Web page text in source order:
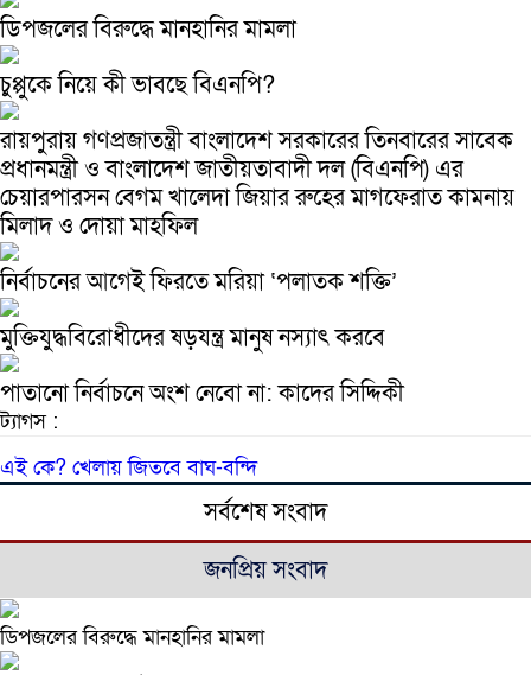
ডিপজলের বিরুদ্ধে মানহানির মামলা
চুপ্পুকে নিয়ে কী ভাবছে বিএনপি?
রায়পুরায় গণপ্রজাতন্ত্রী বাংলাদেশ সরকারের তিনবারের সাবেক
প্রধানমন্ত্রী ও বাংলাদেশ জাতীয়তাবাদী দল (বিএনপি) এর
চেয়ারপারসন বেগম খালেদা জিয়ার রুহের মাগফেরাত কামনায়
মিলাদ ও দোয়া মাহফিল
নির্বাচনের আগেই ফিরতে মরিয়া ‘পলাতক শক্তি’
মুক্তিযুদ্ধবিরোধীদের ষড়যন্ত্র মানুষ নস্যাৎ করবে
পাতানো নির্বাচনে অংশ নেবো না: কাদের সিদ্দিকী
ট্যাগস :
এই কে? খেলায় জিতবে বাঘ-বন্দি
সর্বশেষ সংবাদ
জনপ্রিয় সংবাদ
ডিপজলের বিরুদ্ধে মানহানির মামলা